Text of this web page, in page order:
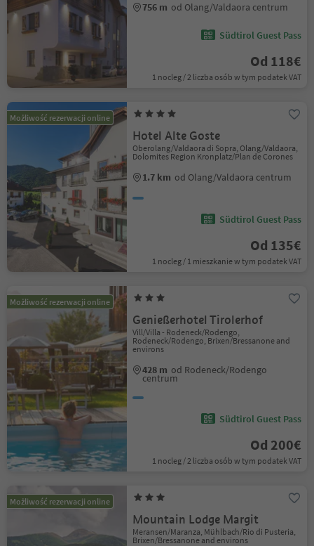
756 m od Olang/Valdaora centrum
Südtirol Guest Pass
Od 118€
1 nocleg / 2 liczba osób w tym podatek VAT
Możliwość rezerwacji online
Hotel Alte Goste
Oberolang/Valdaora di Sopra, Olang/Valdaora,
Dolomites Region Kronplatz/Plan de Corones
1.7 km od Olang/Valdaora centrum
Südtirol Guest Pass
Od 135€
1 nocleg / 1 mieszkanie w tym podatek VAT
Możliwość rezerwacji online
Genießerhotel Tirolerhof
Vill/Villa - Rodeneck/Rodengo,
Rodeneck/Rodengo, Brixen/Bressanone and
environs
428 m od Rodeneck/Rodengo
centrum
Südtirol Guest Pass
Od 200€
1 nocleg / 2 liczba osób w tym podatek VAT
Możliwość rezerwacji online
Mountain Lodge Margit
Meransen/Maranza, Mühlbach/Rio di Pusteria,
Brixen/Bressanone and environs